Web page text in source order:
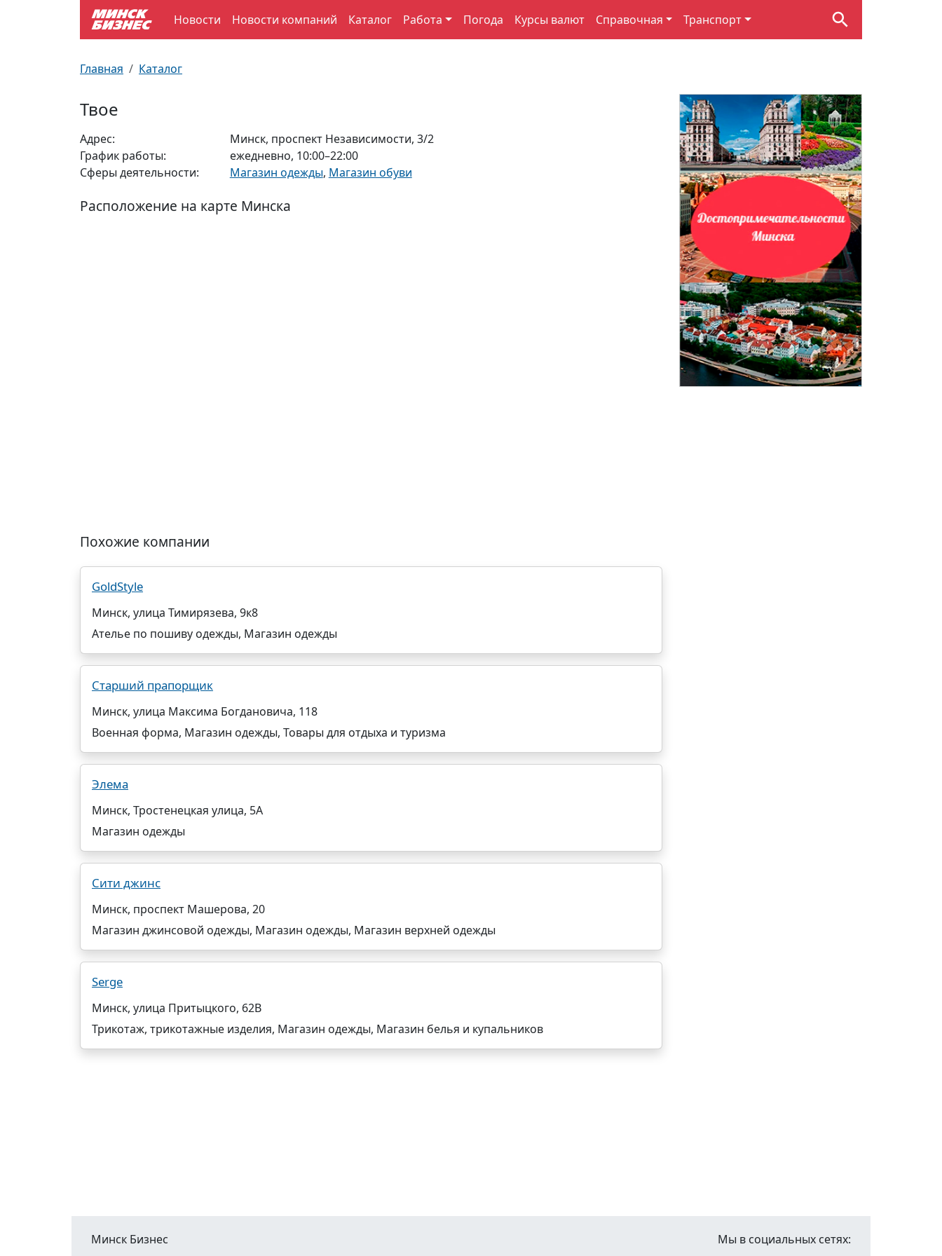
Новости Новости компаний Каталог Работа Погода Курсы валют Справочная Транспорт
Главная Каталог
Твое
Адрес:
Минск, проспект Независимости, 3/2
График работы:
ежедневно, 10:00–22:00
Сферы деятельности:
Магазин одежды, Магазин обуви
Расположение на карте Минска
Похожие компании
GoldStyle
Минск, улица Тимирязева, 9к8
Ателье по пошиву одежды, Магазин одежды
Старший прапорщик
Минск, улица Максима Богдановича, 118
Военная форма, Магазин одежды, Товары для отдыха и туризма
Элема
Минск, Тростенецкая улица, 5А
Магазин одежды
Сити джинс
Минск, проспект Машерова, 20
Магазин джинсовой одежды, Магазин одежды, Магазин верхней одежды
Serge
Минск, улица Притыцкого, 62В
Трикотаж, трикотажные изделия, Магазин одежды, Магазин белья и купальников
Минск Бизнес Мы в социальных сетях:
Улицы Минска
Пробки на дорогах